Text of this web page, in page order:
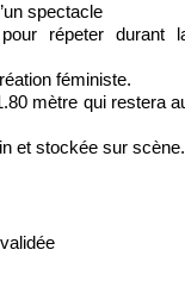
spectacle
répeter durant
féministe.
mètre qui restera
et stockée sur scène.